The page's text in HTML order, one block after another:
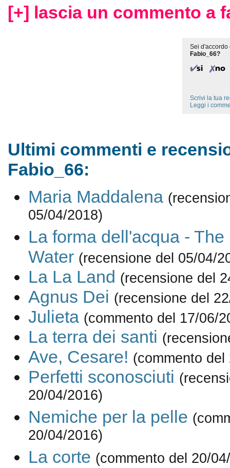
[+] lascia un commento a
Sei d'accordo
Fabio_66?
Scrivi la tua
Leggi i
Ultimi commenti e
Fabio_66:
Maria Maddalena
05/04/2018)
La forma dell'acqua - The
Water (recensione del 05/04/
La La Land (recensione del
Agnus Dei (recensione del
Julieta (commento del 17/06/
La terra dei santi
Ave, Cesare! (commento del
Perfetti sconosciuti
20/04/2016)
Nemiche per la pelle
20/04/2016)
La corte (commento del 20/